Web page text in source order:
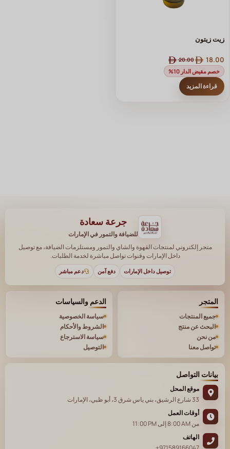
زيت زيتون
20.00 18.00
خصم مقيض الدار 10%
قراءة المزيد
جرعة سعادة
للضيافة والتمور في الإمارات
متجر إلكتروني لمنتجات القهوة والشاي والتمور ومستلزمات الضيافة، مع توصيل
داخل الإمارات وقنوات تواصل مباشرة لخدمة الطلبات.
توصيل داخل الإمارات دفع آمن دعم مباشر
المتجر
جميع المنتجات
البحث عن منتج
من نحن
تواصل معنا
الدعم والسياسات
سياسة الخصوصية
الشروط والأحكام
سياسة الاسترجاع
التوصيل
بيانات التواصل
موقع المحل
33 شارع الرشيق، بني ياس شرق 3، أبو ظبي، الإمارات
أوقات العمل
من8:00 AMإلى11:00 PM
الهاتف